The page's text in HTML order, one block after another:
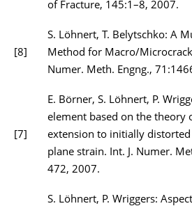
of Fracture, 145:1–8, 2007.
[8]
S. Löhnert, T. Belytschko: A
Method for Macro/
Numer. Meth. Engng.,
[7]
E. Börner, S. Löhnert, P.
element based on the theory
extension to initially
plane strain. Int. J. Numer.
472, 2007.
S. Löhnert, P. Wriggers: